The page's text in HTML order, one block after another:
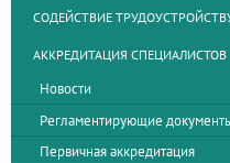
СОДЕЙСТВИЕ
АККРЕДИТАЦИЯ СПЕЦИАЛИСТОВ
Новости
Регламентирующие
Первичная аккредитация